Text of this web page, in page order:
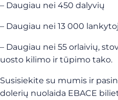
– Daugiau nei 450 dalyvių
– Daugiau nei 13 000
– Daugiau nei 55 orlaivių,
uosto kilimo ir tūpimo tako.
Susisiekite su mumis ir
dolerių nuolaida EBACE